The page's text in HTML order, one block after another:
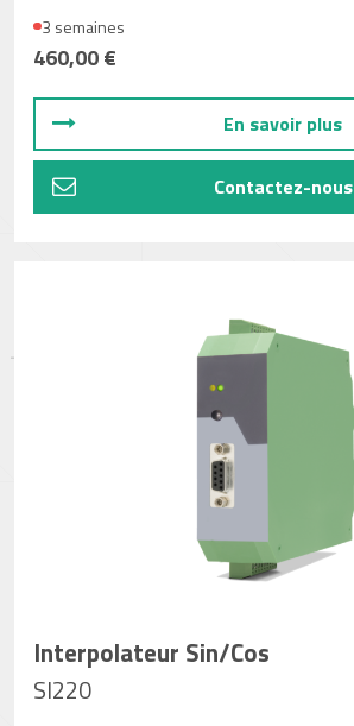
3 semaines
460,00 €
En savoir plus
Contactez-nous
Interpolateur Sin/Cos
SI220